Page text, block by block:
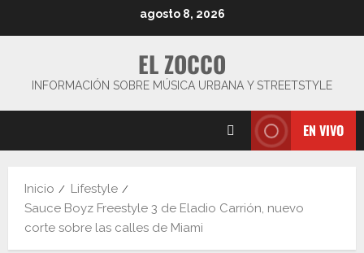
agosto 8, 2026
EL ZOCCO
INFORMACIÓN SOBRE MÚSICA URBANA Y STREETSTYLE
EN VIVO
Inicio
Lifestyle
Sauce Boyz Freestyle 3 de Eladio Carrión, nuevo
corte sobre las calles de Miami